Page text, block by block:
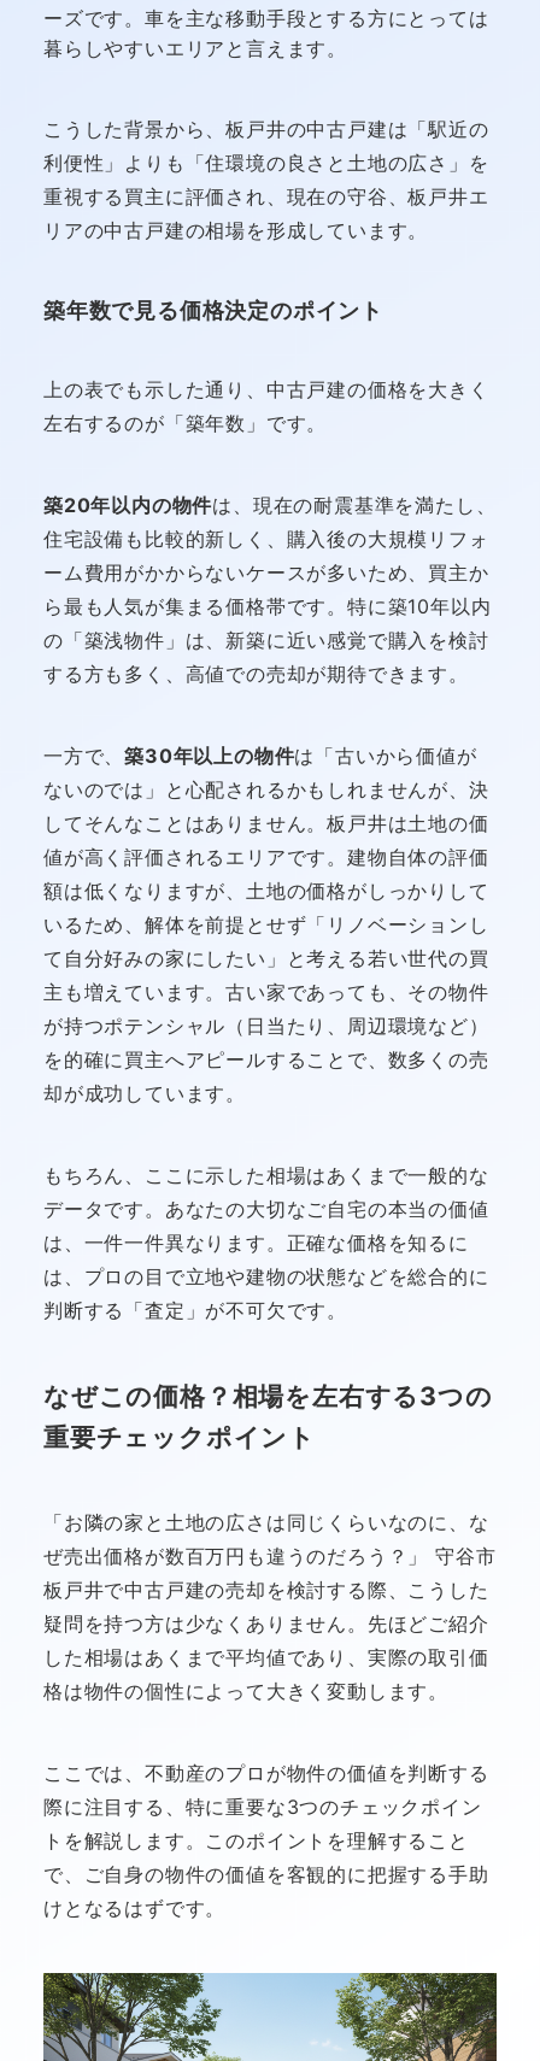
ーズです。車を主な移動手段とする方にとっては
暮らしやすいエリアと言えます。
こうした背景から、板戸井の中古戸建は「駅近の
利便性」よりも「住環境の良さと土地の広さ」を
重視する買主に評価され、現在の守谷、板戸井エ
リアの中古戸建の相場を形成しています。
築年数で見る価格決定のポイント
上の表でも示した通り、中古戸建の価格を大きく
左右するのが「築年数」です。
築20年以内の物件は、現在の耐震基準を満たし、
住宅設備も比較的新しく、購入後の大規模リフォ
ーム費用がかからないケースが多いため、買主か
ら最も人気が集まる価格帯です。特に築10年以内
の「築浅物件」は、新築に近い感覚で購入を検討
する方も多く、高値での売却が期待できます。
一方で、築30年以上の物件は「古いから価値が
ないのでは」と心配されるかもしれませんが、決
してそんなことはありません。板戸井は土地の価
値が高く評価されるエリアです。建物自体の評価
額は低くなりますが、土地の価格がしっかりして
いるため、解体を前提とせず「リノベーションし
て自分好みの家にしたい」と考える若い世代の買
主も増えています。古い家であっても、その物件
が持つポテンシャル（日当たり、周辺環境など）
を的確に買主へアピールすることで、数多くの売
却が成功しています。
もちろん、ここに示した相場はあくまで一般的な
データです。あなたの大切なご自宅の本当の価値
は、一件一件異なります。正確な価格を知るに
は、プロの目で立地や建物の状態などを総合的に
判断する「査定」が不可欠です。
なぜこの価格？相場を左右する3つの
重要チェックポイント
「お隣の家と土地の広さは同じくらいなのに、な
ぜ売出価格が数百万円も違うのだろう？」 守谷市
板戸井で中古戸建の売却を検討する際、こうした
疑問を持つ方は少なくありません。先ほどご紹介
した相場はあくまで平均値であり、実際の取引価
格は物件の個性によって大きく変動します。
ここでは、不動産のプロが物件の価値を判断する
際に注目する、特に重要な3つのチェックポイン
トを解説します。このポイントを理解すること
で、ご自身の物件の価値を客観的に把握する手助
けとなるはずです。